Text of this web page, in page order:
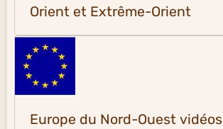
Orient et Extrême-Orient
Europe du Nord-Ouest vidéos